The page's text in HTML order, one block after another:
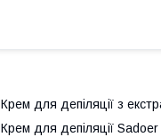
Крем для депіляції з
Крем для депіляції